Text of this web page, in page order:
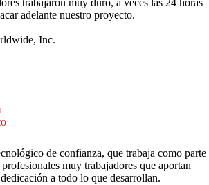
u ofertas por segmento de audiencia?
CMS headless?
varias marcas o regiones?*
end está utilizando o considerando?
servicios en la nube utiliza?
de comercio actual?
(Magento)
su transformación sin cabeza?
trabajaron muy duro, a veces las 24 horas
adelante nuestro proyecto.
Inc.
de confianza, que trabaja como parte
muy trabajadores que aportan
a todo lo que desarrollan.